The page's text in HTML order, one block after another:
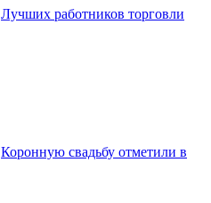
Лучших работников торговли
Коронную свадьбу отметили в